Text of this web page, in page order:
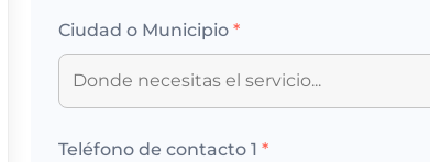
Ciudad o Municipio *
Teléfono de contacto 1 *